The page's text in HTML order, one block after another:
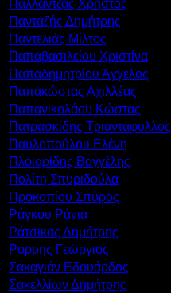
Παλλαντζάς Χρήστος
Πανταζής Δημήτρης
Παντελιάς Μίλτος
Παπαβασιλείου Χριστίνα
Παπαδημητρίου Άγγελος
Παπακώστας Αχιλλέας
Παπανικολάου Κώστας
Πατρασκίδης Τριαντάφυλλος
Παυλοπούλου Ελένη
Πλοιαρίδης Βαγγέλης
Πολίτη Σπυριδούλα
Προκοπίου Σπύρος
Ράγκου Ράνια
Ράτσικας Δημήτρης
Ρόρρης Γεώργιος
Σακαγιάν Εδουάρδος
Σακελλίων Δημήτρης